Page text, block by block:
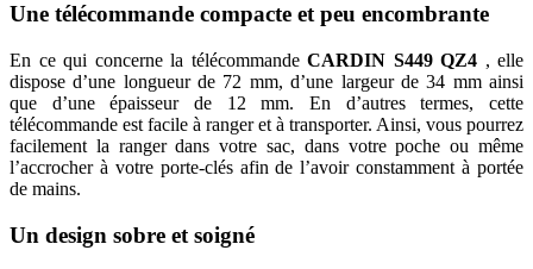
Une télécommande compacte et peu encombrante
En ce qui concerne la télécommande CARDIN S449 QZ4 , elle
dispose d’une longueur de 72 mm, d’une largeur de 34 mm ainsi
que d’une épaisseur de 12 mm. En d’autres termes, cette
télécommande est facile à ranger et à transporter. Ainsi, vous pourrez
facilement la ranger dans votre sac, dans votre poche ou même
l’accrocher à votre porte-clés afin de l’avoir constamment à portée
de mains.
Un design sobre et soigné